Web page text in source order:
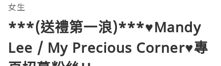
女生
***(送禮第一浪)***♥Mandy
Lee / My Precious Corner♥專